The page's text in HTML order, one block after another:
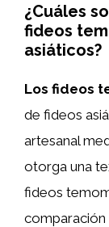
¿Cuáles
fideos
asiáticos?
Los fideos
de fideos
artesanal
otorga una
fideos